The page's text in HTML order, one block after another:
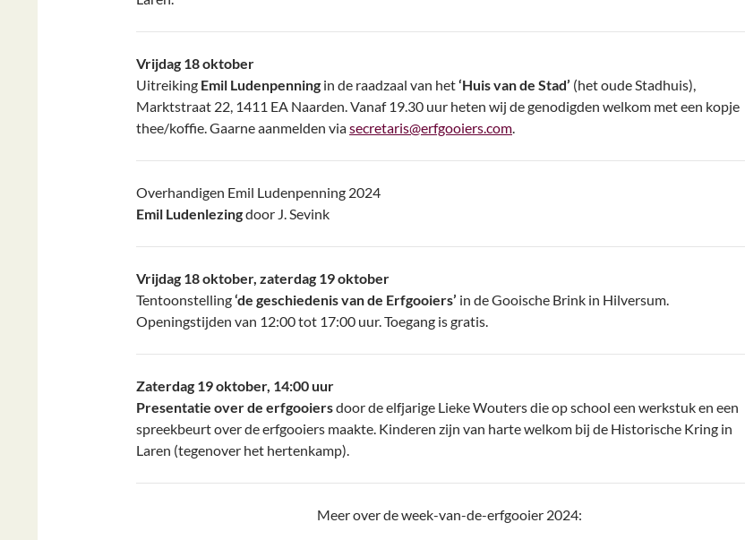
Vrijdag 18 oktober
Uitreiking Emil Ludenpenning in de raadzaal van het‘Huis van de Stad’ (het oude Stadhuis),
Marktstraat 22, 1411 EA Naarden. Vanaf 19.30 uur heten wij de genodigden welkom met een kopje
thee/koffie. Gaarne aanmelden viasecretaris@erfgooiers.com.
Overhandigen Emil Ludenpenning 2024
Emil Ludenlezingdoor J. Sevink
Vrijdag 18 oktober, zaterdag 19 oktober
Tentoonstelling‘de geschiedenis van de Erfgooiers’ in de Gooische Brink in Hilversum.
Openingstijden van 12:00 tot 17:00 uur. Toegang is gratis.
Zaterdag 19 oktober, 14:00 uur
Presentatie over de erfgooiersdoor de elfjarige Lieke Wouters die op school een werkstuk en een
spreekbeurt over de erfgooiers maakte. Kinderen zijn van harte welkom bij de Historische Kring in
Laren (tegenover het hertenkamp).
Meer over de week-van-de-erfgooier 2024: